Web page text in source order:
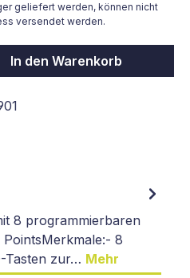
geliefert werden, können nicht
versendet werden.
den
In den Warenkorb
8 programmierbaren
8
Tasten zur… Mehr